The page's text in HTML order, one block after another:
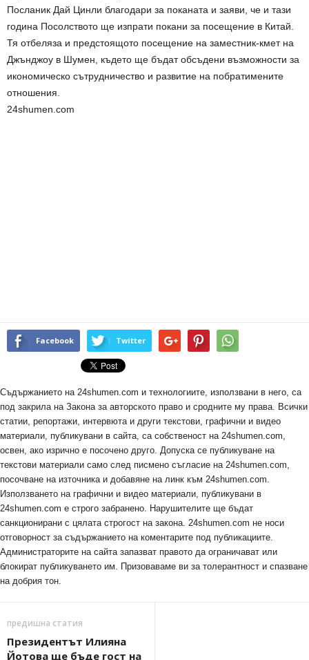
Посланик Дай Цинли благодари за поканата и заяви, че и тази
година Посолството ще изпрати покани за посещение в Китай.
Тя отбеляза и предстоящото посещение на заместник-кмет на
Джънджоу в Шумен, където ще бъдат обсъдени възможности за
икономическо сътрудничество и развитие на побратимените
отношения.
24shumen.com
Facebook Twitter
Съдържанието на 24shumen.com и технологиите, използвани в него, са
под закрила на Закона за авторското право и сродните му права. Всички
статии, репортажи, интервюта и други текстови, графични и видео
материали, публикувани в сайта, са собственост на 24shumen.com,
освен, ако изрично е посочено друго. Допуска се публикуване на
текстови материали само след писмено съгласие на 24shumen.com,
посочване на източника и добавяне на линк към 24shumen.com.
Използването на графични и видео материали, публикувани в
24shumen.com е строго забранено. Нарушителите ще бъдат
санкционирани с цялата строгост на закона. 24shumen.com не носи
отговорност за съдържанието на коментарите под публикациите.
Администраторите на сайта запазват правото да ограничават или
блокират публикуването им. Призоваваме ви за толерантност и спазване
на добрия тон.
предишна статия
Президентът Илияна
Йотова ще бъде гост на